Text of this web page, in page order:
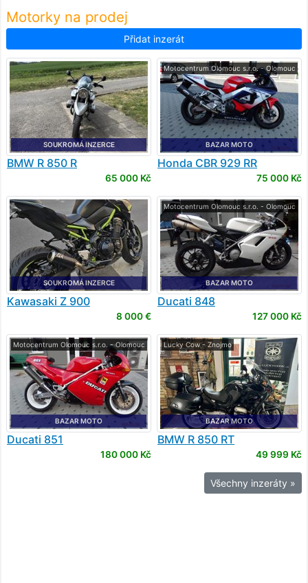
Motorky na prodej
Přidat inzerát
SOUKROMÁ INZERCE
BMW R 850 R
65 000 Kč
Motocentrum Olomouc s.r.o. - Olomouc
BAZAR MOTO
Honda CBR 929 RR
75 000 Kč
SOUKROMÁ INZERCE
Kawasaki Z 900
8 000 €
Motocentrum Olomouc s.r.o. - Olomouc
BAZAR MOTO
Ducati 848
127 000 Kč
Motocentrum Olomouc s.r.o. - Olomouc
BAZAR MOTO
Ducati 851
180 000 Kč
Lucky Cow - Znojmo
BAZAR MOTO
BMW R 850 RT
49 999 Kč
Všechny inzeráty »